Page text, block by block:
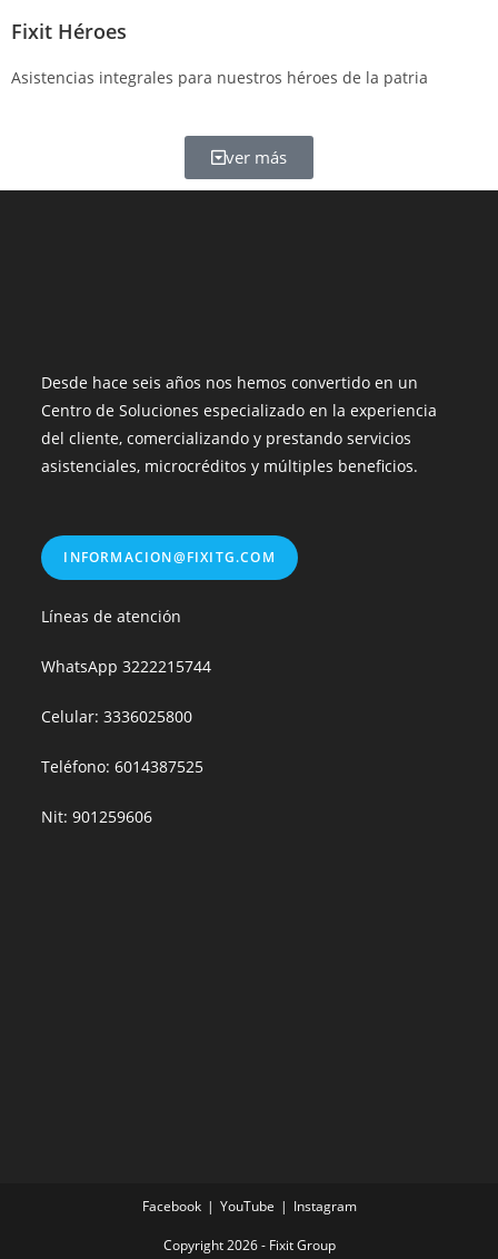
Fixit Héroes
Asistencias integrales para nuestros héroes de la patria
ver más
Desde hace seis años nos hemos convertido en un
Centro de Soluciones especializado en la experiencia
del cliente, comercializando y prestando servicios
asistenciales, microcréditos y múltiples beneficios.
INFORMACION@FIXITG.COM
Líneas de atención
WhatsApp3222215744
Celular: 3336025800
Teléfono: 6014387525
Nit: 901259606
Facebook YouTube Instagram
Copyright 2026 - Fixit Group